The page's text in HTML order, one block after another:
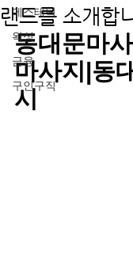
에스테틱
왁싱
금융
구인구직
랜드를 소개합
동대문마
마사지|동
시